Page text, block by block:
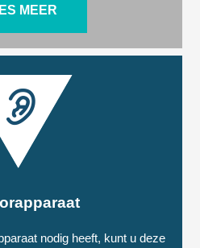
MEER
nodig heeft, kunt u deze